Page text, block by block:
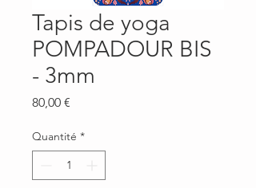
Tapis de yoga
POMPADOUR BIS
- 3mm
80,00 €
Quantité *